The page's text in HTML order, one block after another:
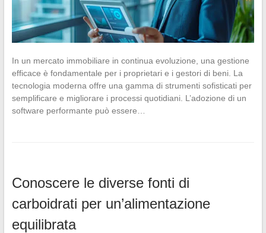
In un mercato immobiliare in continua evoluzione, una gestione
efficace è fondamentale per i proprietari e i gestori di beni. La
tecnologia moderna offre una gamma di strumenti sofisticati per
semplificare e migliorare i processi quotidiani. L’adozione di un
software performante può essere…
Conoscere le diverse fonti di
carboidrati per un’alimentazione
equilibrata